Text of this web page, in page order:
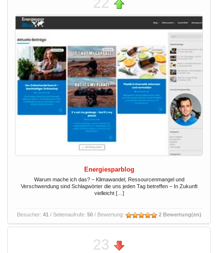
Energiesparblog
Warum mache ich das? – Klimawandel, Ressourcenmangel und
Verschwendung sind Schlagwörter die uns jeden Tag betreffen – In Zukunft
vielleicht […]
Besucher: 41 / Seitenaufrufe: 50/ Bewertung: 2 Bewertung(en)
23